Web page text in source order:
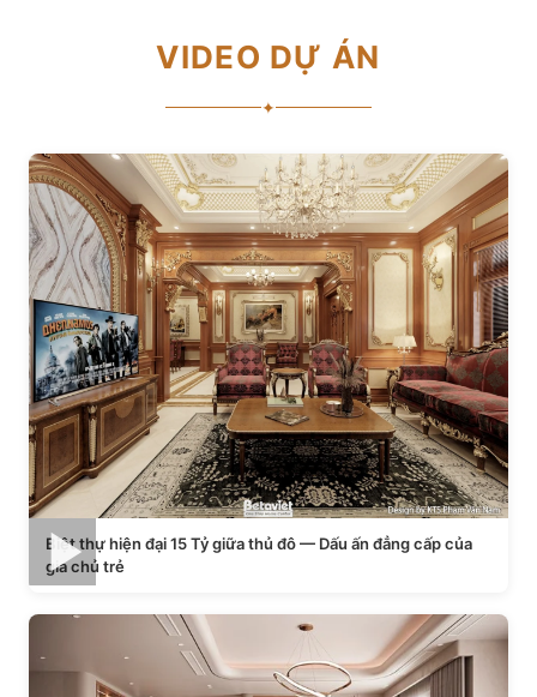
VIDEO DỰ ÁN
✦
Biệt thự hiện đại 15 Tỷ giữa thủ đô — Dấu ấn đẳng cấp của
gia chủ trẻ